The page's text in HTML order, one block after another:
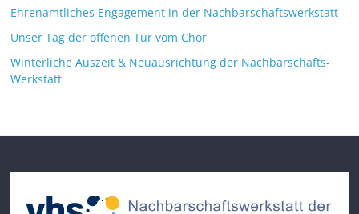
Ehrenamtliches Engagement in der Nachbarschaftswerkstatt
Unser Tag der offenen Tür vom Chor
Winterliche Auszeit & Neuausrichtung der Nachbarschafts-
Werkstatt